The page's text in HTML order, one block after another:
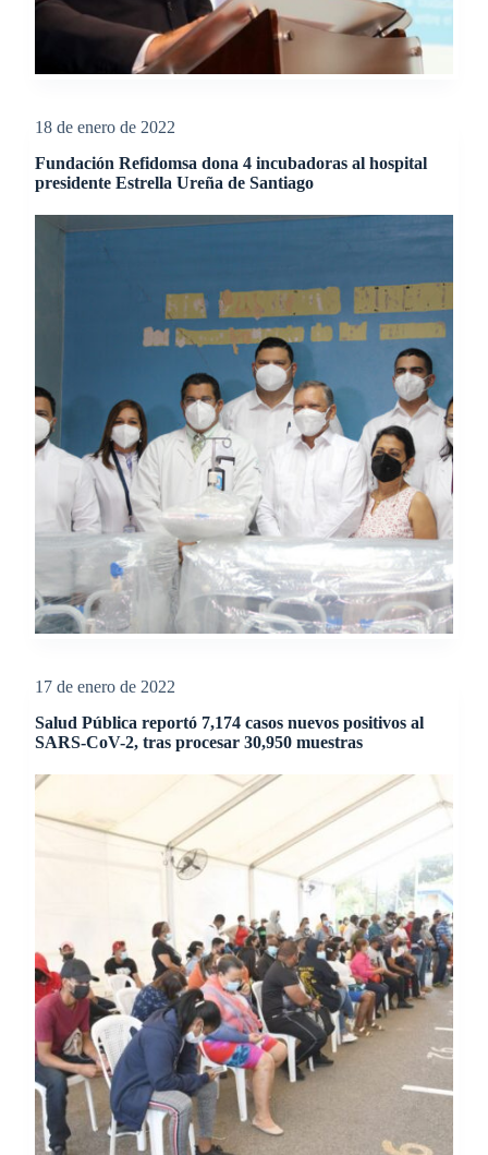
18 de enero de 2022
Fundación Refidomsa dona 4 incubadoras al hospital
presidente Estrella Ureña de Santiago
17 de enero de 2022
Salud Pública reportó 7,174 casos nuevos positivos al
SARS-CoV-2, tras procesar 30,950 muestras